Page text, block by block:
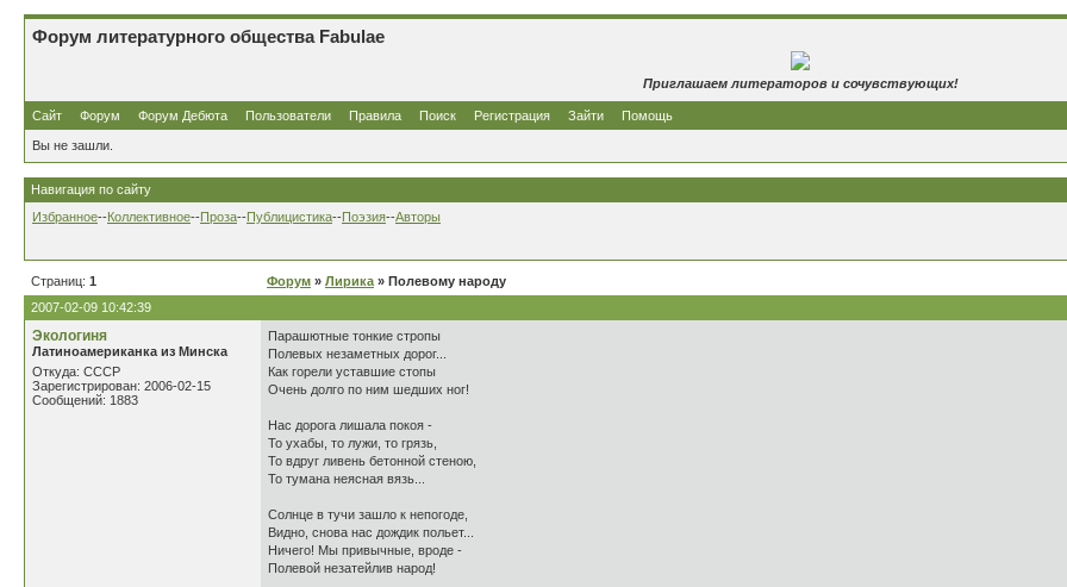
Форум литературного общества Fabulae
Приглашаем литераторов и сочувствующих!
Сайт Форум Форум Дебюта Пользователи Правила Поиск Регистрация Зайти Помощь
Вы не зашли.
Навигация по сайту
Избранное--Коллективное--Проза--Публицистика--Поэзия--Авторы
Страниц: 1 Форум » Лирика » Полевому народу
2007-02-09 10:42:39
Экологиня
Латиноамериканка из Минска
Откуда: СССР
Зарегистрирован: 2006-02-15
Сообщений: 1883
Парашютные тонкие стропы
Полевых незаметных дорог...
Как горели уставшие стопы
Очень долго по ним шедших ног!
Нас дорога лишала покоя -
То ухабы, то лужи, то грязь,
То вдруг ливень бетонной стеною,
То тумана неясная вязь...
Солнце в тучи зашло к непогоде,
Видно, снова нас дождик польет...
Ничего! Мы привычные, вроде -
Полевой незатейлив народ!